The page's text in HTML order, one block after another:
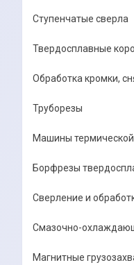
Ступенчатые сверла
Твердосплавные
Обработка кромки,
Труборезы
Машины термической
Борфрезы
Сверление и
Смазочно-
Магнитные